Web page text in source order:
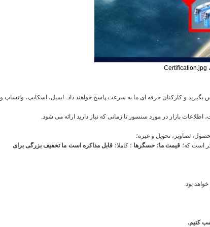
بگیرید و کارکنان حرفه ای ما به سرعت پاسخ خواهند داد. ایمیل، اسکایپ، واتساپ و
اطلاعات بازار در مورد سنسور تا زمانی که نیاز دارید ارائه می شود.
است که؛ قیمت ما؛ حسگرها ؛ کاملا؛ قابل مذاکره است ما تخفیف بزرگی برای
بود.
کنیم.